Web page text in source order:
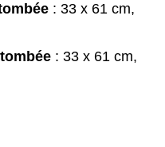
: 33 x 61 cm,
: 33 x 61 cm,